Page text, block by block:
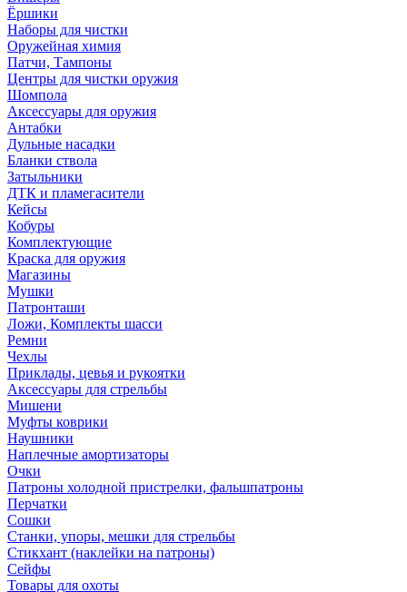
Ёршики
Наборы для чистки
Оружейная химия
Патчи, Тампоны
Центры для чистки оружия
Шомпола
Аксессуары для оружия
Антабки
Дульные насадки
Бланки ствола
Затыльники
ДТК и пламегасители
Кейсы
Кобуры
Комплектующие
Краска для оружия
Магазины
Мушки
Патронташи
Ложи, Комплекты шасси
Ремни
Чехлы
Приклады, цевья и рукоятки
Аксессуары для стрельбы
Мишени
Муфты коврики
Наушники
Наплечные амортизаторы
Очки
Патроны холодной пристрелки, фальшпатроны
Перчатки
Сошки
Станки, упоры, мешки для стрельбы
Стикхант (наклейки на патроны)
Сейфы
Товары для охоты